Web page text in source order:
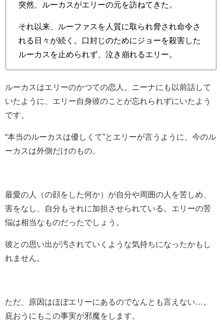
突然、ルーカスがエリーの元を訪ねてきた。
それ以来、ルーファスを人質に取られ脅され命令さ
れる日々が続く。口封じのためにジョーを殺害した
ルーカスを止められず、泣き崩れるエリー。
ルーカスはエリーのかつての恋人。ニーナにも以前話して
いたように、エリー自身彼のことが忘れられずにいたよう
です。
“本当のルーカスは優しくて”とエリーが言うように、今のル
ーカスは外側だけのもの。
最愛の人（の顔をした何か）が自分や周囲の人を苦しめ、
害をなし、自分もそれに加担させられている。エリーの苦
悩は相当なものだったでしょう。
彼との思い出が汚されていくような気持ちになったかもし
れません。
ただ、原因はほぼエリーにあるのでなんとも言えない…。
庇おうにもこの事実が邪魔をします。